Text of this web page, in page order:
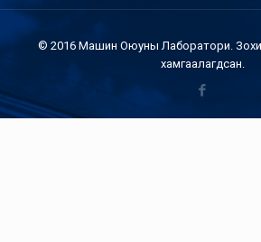
© 2016 Машин Оюуны Лаборатори.
хамгаалагдсан.